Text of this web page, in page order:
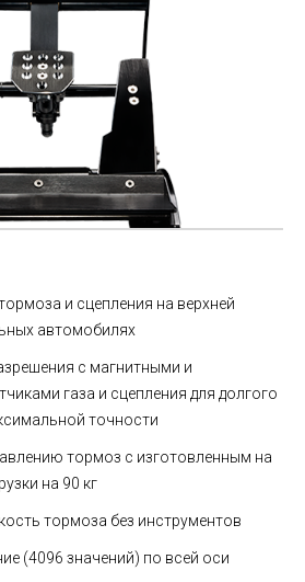
и сцепления на верхней
автомобилях
с магнитными и
газа и сцепления для долгого
точности
тормоз с изготовленным на
на 90 кг
тормоза без инструментов
(4096 значений) по всей оси